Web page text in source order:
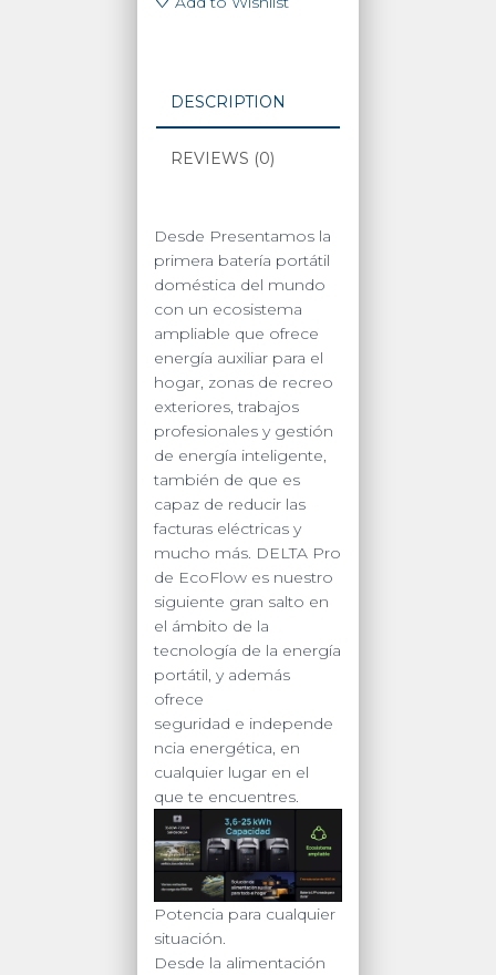
AC
(7200W
2
USB-
C
200W
/
Capacidad
para
Aumentar
Respaldo
/
Cargador
de
Coche
10A
a
12.6V
/
Conectividad
WiFi
y
Bluetooth
(App)
/
Carga
Solar
1600W
Max.
quantity
DESCRIPTION
REVIEWS (0)
Desde Presentamos la
primera batería portátil
doméstica del mundo
con un ecosistema
ampliable que ofrece
energía auxiliar para el
hogar, zonas de recreo
exteriores, trabajos
profesionales y gestión
de energía inteligente,
también de que es
capaz de reducir las
facturas eléctricas y
mucho más. DELTA Pro
de EcoFlow es nuestro
siguiente gran salto en
el ámbito de la
tecnología de la energía
portátil, y además
ofrece
seguridad e independe
ncia energética, en
cualquier lugar en el
que te encuentres.
Potencia para cualquier
situación.
Desde la alimentación